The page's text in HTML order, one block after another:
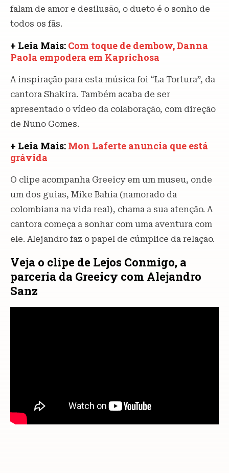
falam de amor e desilusão, o dueto é o sonho de
todos os fãs.
+ Leia Mais: Com toque de dembow, Danna
Paola empodera em Kaprichosa
A inspiração para esta música foi “La Tortura”, da
cantora Shakira. Também acaba de ser
apresentado o vídeo da colaboração, com direção
de Nuno Gomes.
+ Leia Mais: Mon Laferte anuncia que está
grávida
O clipe acompanha Greeicy em um museu, onde
um dos guias, Mike Bahia (namorado da
colombiana na vida real), chama a sua atenção. A
cantora começa a sonhar com uma aventura com
ele. Alejandro faz o papel de cúmplice da relação.
Veja o clipe de Lejos Conmigo, a
parceria da Greeicy com Alejandro
Sanz